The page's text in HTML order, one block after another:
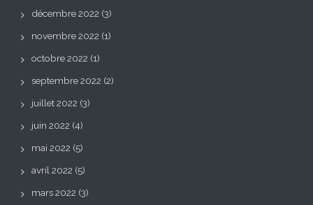
décembre 2022 (3)
novembre 2022 (1)
octobre 2022 (1)
septembre 2022 (2)
juillet 2022 (3)
juin 2022 (4)
mai 2022 (5)
avril 2022 (5)
mars 2022 (3)